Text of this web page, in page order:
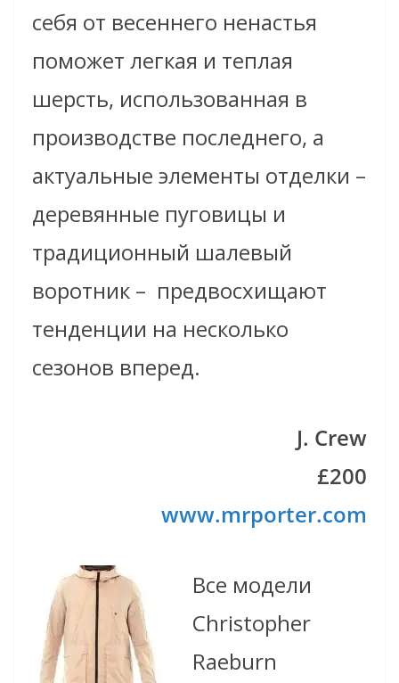
себя от весеннего ненастья
поможет легкая и теплая
шерсть, использованная в
производстве последнего, а
актуальные элементы отделки –
деревянные пуговицы и
традиционный шалевый
воротник – предвосхищают
тенденции на несколько
сезонов вперед.
J. Crew
£200
www.mrporter.com
Все модели
Christopher
Raeburn